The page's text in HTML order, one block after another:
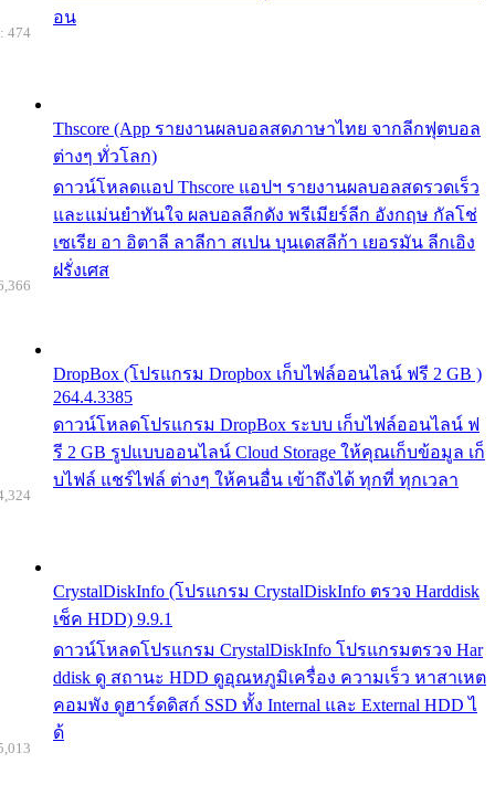
อน
Thscore (App รายงานผลบอลสดภาษาไทย จากลีกฟุตบอล
ต่างๆ ทั่วโลก)
ดาวน์โหลดแอป Thscore แอปฯ รายงานผลบอลสดรวดเร็ว
และแม่นยำทันใจ ผลบอลลีกดัง พรีเมียร์ลีก อังกฤษ กัลโช่
เซเรีย อา อิตาลี ลาลีกา สเปน บุนเดสลีก้า เยอรมัน ลีกเอิง
ฝรั่งเศส
474
DropBox (โปรแกรม Dropbox เก็บไฟล์ออนไลน์ ฟรี 2 GB )
264.4.3385
ดาวน์โหลดโปรแกรม DropBox ระบบ เก็บไฟล์ออนไลน์ ฟ
รี 2 GB รูปแบบออนไลน์ Cloud Storage ให้คุณเก็บข้อมูล เก็
บไฟล์ แชร์ไฟล์ ต่างๆ ให้คนอื่น เข้าถึงได้ ทุกที่ ทุกเวลา
CrystalDiskInfo (โปรแกรม CrystalDiskInfo ตรวจ Harddisk
เช็ค HDD) 9.9.1
ดาวน์โหลดโปรแกรม CrystalDiskInfo โปรแกรมตรวจ Har
ddisk ดู สถานะ HDD ดูอุณหภูมิเครื่อง ความเร็ว หาสาเหต
คอมพัง ดูฮาร์ดดิสก์ SSD ทั้ง Internal และ External HDD ไ
ด้